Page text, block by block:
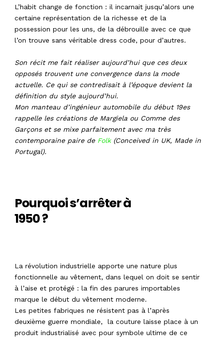
L’habit change de fonction : il incarnait jusqu’alors une
certaine représentation de la richesse et de la
possession pour les uns, de la débrouille avec ce que
l’on trouve sans véritable dress code, pour d’autres.
Son récit me fait réaliser aujourd’hui que ces deux
opposés trouvent une convergence dans la mode
actuelle. Ce qui se contredisait à l’époque devient la
définition du style aujourd’hui.
Mon manteau d’ingénieur automobile du début 19es
rappelle les créations de Margiela ou Comme des
Garçons et se mixe parfaitement avec ma très
contemporaine paire de Folk(Conceived in UK, Made in
Portugal).
Pourquoi s’arrêter à
1950 ?
La révolution industrielle apporte une nature plus
fonctionnelle au vêtement, dans lequel on doit se sentir
à l’aise et protégé : la fin des parures importables
marque le début du vêtement moderne.
Les petites fabriques ne résistent pas à l’après
deuxième guerre mondiale, la couture laisse place à un
produit industrialisé avec pour symbole ultime de ce